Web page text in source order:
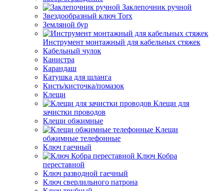
Заклепочник ручной
Звездообразный ключ Torx
Земляной бур
Инструмент монтажный для кабельных стяжек
Кабельный чулок
Канистра
Карандаш
Катушка для шланга
Кисть/кисточка/помазок
Клещи
Клещи для
зачистки проводов
Клещи обжимные
Клещи
обжимные телефонные
Ключ гаечный
Ключ Кобра
переставной
Ключ разводной гаечный
Ключ сверлильного патрона